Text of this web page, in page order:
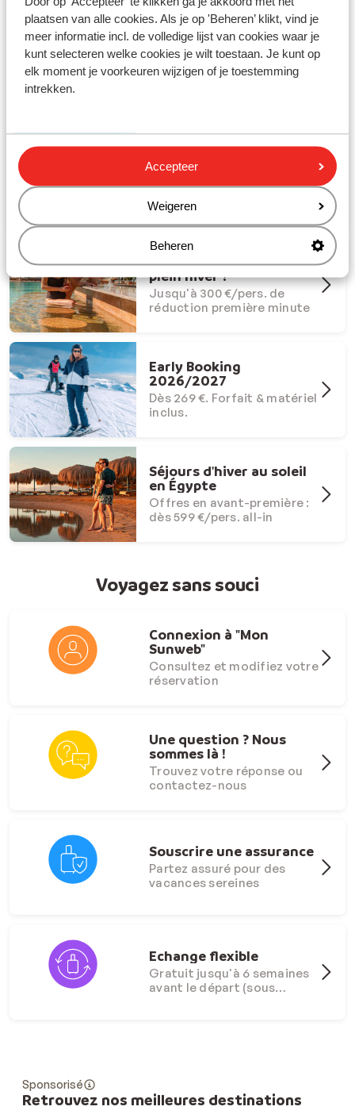
plaatsen van alle cookies. Als je op 'Beheren’ klikt, vind je
meer informatie incl. de volledige lijst van cookies waar je
kunt selecteren welke cookies je wilt toestaan. Je kunt op
elk moment je voorkeuren wijzigen of je toestemming
intrekken.
Accepteer
Weigeren
Beheren
Partez en vacances avec Sunweb !
Offres Dernière Chance
Et si l'été s'invitait en
plein hiver ?
Jusqu'à 300 €/pers. de
réduction première minute
Early Booking
2026/2027
Dès 269 €. Forfait & matériel
inclus.
Séjours d'hiver au soleil
en Égypte
Offres en avant-première :
dès 599 €/pers. all-in
Voyagez sans souci
Connexion à "Mon
Sunweb"
Consultez et modifiez votre
réservation
Une question ? Nous
sommes là !
Trouvez votre réponse ou
contactez-nous
Souscrire une assurance
Partez assuré pour des
vacances sereines
Echange flexible
Gratuit jusqu'à 6 semaines
avant le départ (sous
Sponsorisé
Retrouvez nos meilleures destinations